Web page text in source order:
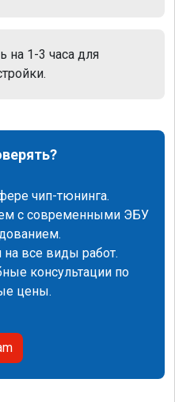
на 1-3 часа для
чип-тюнинга.
с современными ЭБУ
на все виды работ.
консультации по
цены.